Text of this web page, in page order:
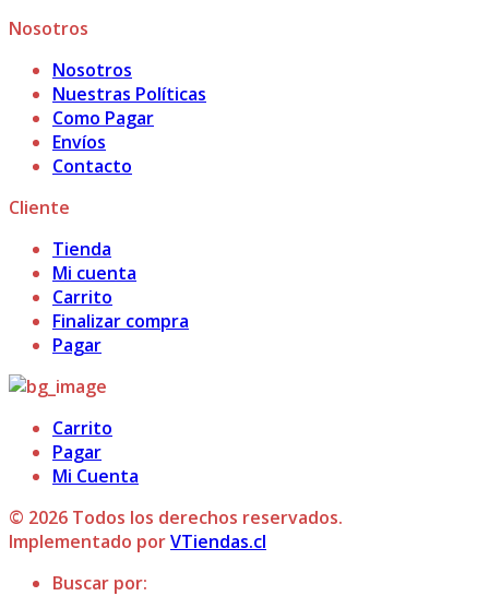
Nosotros
Nosotros
Nuestras Políticas
Como Pagar
Envíos
Contacto
Cliente
Tienda
Mi cuenta
Carrito
Finalizar compra
Pagar
Carrito
Pagar
Mi Cuenta
© 2026 Todos los derechos reservados.
Implementado porVTiendas.cl
Buscar por: